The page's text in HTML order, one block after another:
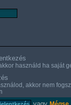
használd ha saját
akkor nem